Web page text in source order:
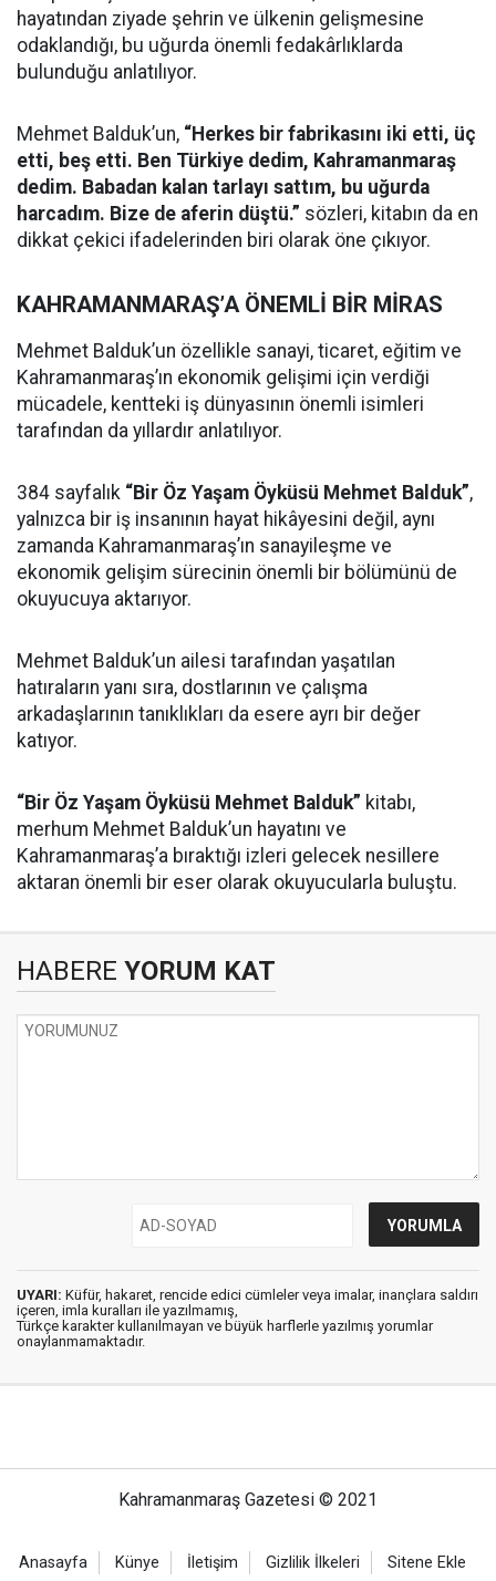
hayatından ziyade şehrin ve ülkenin gelişmesine
odaklandığı, bu uğurda önemli fedakârlıklarda
bulunduğu anlatılıyor.
Mehmet Balduk’un, “Herkes bir fabrikasını iki etti, üç
etti, beş etti. Ben Türkiye dedim, Kahramanmaraş
dedim. Babadan kalan tarlayı sattım, bu uğurda
harcadım. Bize de aferin düştü.” sözleri, kitabın da en
dikkat çekici ifadelerinden biri olarak öne çıkıyor.
KAHRAMANMARAŞ’A ÖNEMLİ BİR MİRAS
Mehmet Balduk’un özellikle sanayi, ticaret, eğitim ve
Kahramanmaraş’ın ekonomik gelişimi için verdiği
mücadele, kentteki iş dünyasının önemli isimleri
tarafından da yıllardır anlatılıyor.
384 sayfalık “Bir Öz Yaşam Öyküsü Mehmet Balduk”,
yalnızca bir iş insanının hayat hikâyesini değil, aynı
zamanda Kahramanmaraş’ın sanayileşme ve
ekonomik gelişim sürecinin önemli bir bölümünü de
okuyucuya aktarıyor.
Mehmet Balduk’un ailesi tarafından yaşatılan
hatıraların yanı sıra, dostlarının ve çalışma
arkadaşlarının tanıklıkları da esere ayrı bir değer
katıyor.
“Bir Öz Yaşam Öyküsü Mehmet Balduk” kitabı,
merhum Mehmet Balduk’un hayatını ve
Kahramanmaraş’a bıraktığı izleri gelecek nesillere
aktaran önemli bir eser olarak okuyucularla buluştu.
HABERE YORUM KAT
UYARI: Küfür, hakaret, rencide edici cümleler veya imalar, inançlara saldırı
içeren, imla kuralları ile yazılmamış,
Türkçe karakter kullanılmayan ve büyük harflerle yazılmış yorumlar
onaylanmamaktadır.
Kahramanmaraş Gazetesi © 2021
Anasayfa Künye İletişim Gizlilik İlkeleri Sitene Ekle